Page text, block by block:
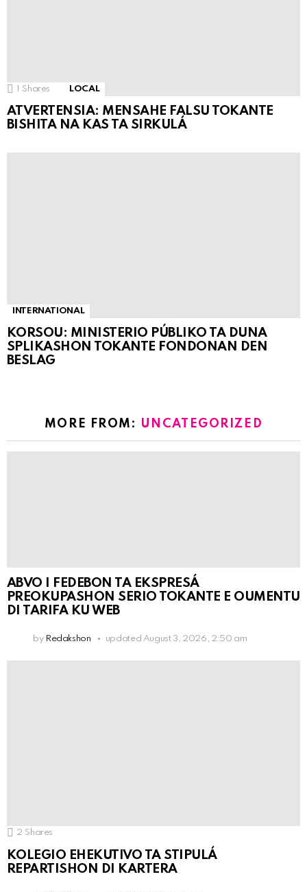
1 Shares LOCAL
ATVERTENSIA: MENSAHE FALSU TOKANTE
BISHITA NA KAS TA SIRKULÁ
INTERNATIONAL
KORSOU: MINISTERIO PÚBLIKO TA DUNA
SPLIKASHON TOKANTE FONDONAN DEN
BESLAG
MORE FROM: UNCATEGORIZED
ABVO I FEDEBON TA EKSPRESÁ
PREOKUPASHON SERIO TOKANTE E OUMENTU
DI TARIFA KU WEB
by Redakshon updated August 3, 2026, 2:50 am
2 Shares
KOLEGIO EHEKUTIVO TA STIPULÁ
REPARTISHON DI KARTERA